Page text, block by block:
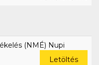
(NMÉ) Nupi
Letöltés